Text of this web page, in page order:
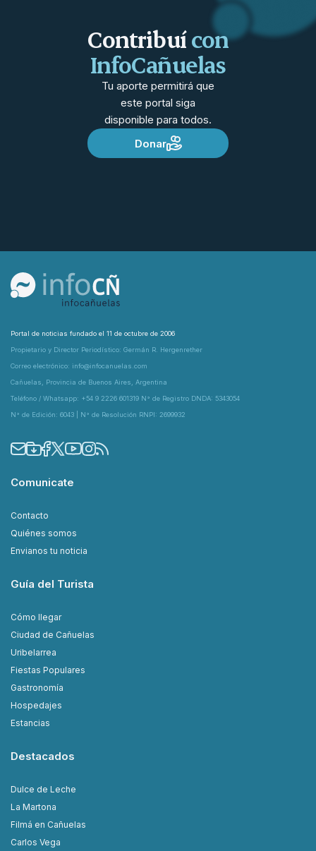
Contribuícon
InfoCañuelas
Tu aporte permitirá que
este portal siga
disponible para todos.
Donar
Portal de noticias fundado el 11 de octubre de 2006
Propietario y Director Periodístico: Germán R. Hergenrether
Correo electrónico: info@infocanuelas.com
Cañuelas, Provincia de Buenos Aires, Argentina
Teléfono / Whatsapp: +54 9 2226 601319 N° de Registro DNDA: 5343054
N° de Edición: 6043 | N° de Resolución RNPI: 2699932
Comunicate
Contacto
Quiénes somos
Envianos tu noticia
Guía del Turista
Cómo llegar
Ciudad de Cañuelas
Uribelarrea
Fiestas Populares
Gastronomía
Hospedajes
Estancias
Destacados
Dulce de Leche
La Martona
Filmá en Cañuelas
Carlos Vega